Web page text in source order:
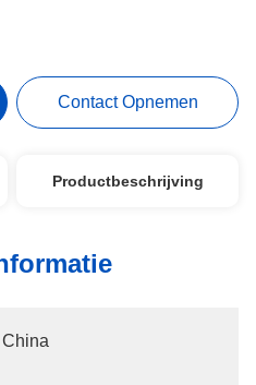
Contact Opnemen
Productbeschrijving